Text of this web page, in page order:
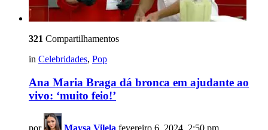
321 Compartilhamentos
in Celebridades, Pop
Ana Maria Braga dá bronca em ajudante ao
vivo: ‘muito feio!’